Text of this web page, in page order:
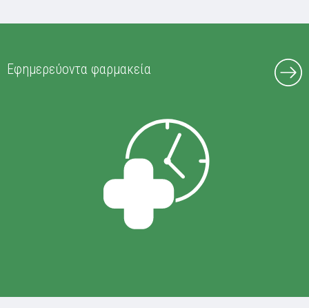
Εφημερεύοντα φαρμακεία